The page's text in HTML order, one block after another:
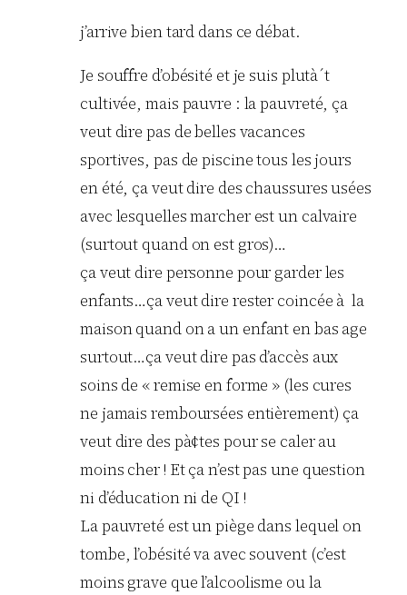
j’arrive bien tard dans ce débat.
Je souffre d’obésité et je suis plutà´t
cultivée, mais pauvre : la pauvreté, ça
veut dire pas de belles vacances
sportives, pas de piscine tous les jours
en été, ça veut dire des chaussures usées
avec lesquelles marcher est un calvaire
(surtout quand on est gros)…
ça veut dire personne pour garder les
enfants…ça veut dire rester coincée à la
maison quand on a un enfant en bas age
surtout…ça veut dire pas d’accès aux
soins de « remise en forme » (les cures
ne jamais remboursées entièrement) ça
veut dire des pà¢tes pour se caler au
moins cher ! Et ça n’est pas une question
ni d’éducation ni de QI !
La pauvreté est un piège dans lequel on
tombe, l’obésité va avec souvent (c’est
moins grave que l’alcoolisme ou la